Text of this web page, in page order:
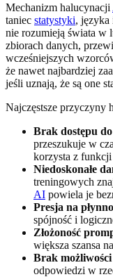
Mechanizm halucynacji
taniec statystyki, języka
nie rozumieją świata w
zbiorach danych,
wcześniejszych
że nawet najbardziej
jeśli uznają, że są one
Najczęstsze przyczyny
Brak dostępu
przeszukuje w
korzysta z
Niedoskonałe
treningowych
AI powiela je
Presja na
spójność i
Złożoność
większa szansa
Brak
odpowiedzi w